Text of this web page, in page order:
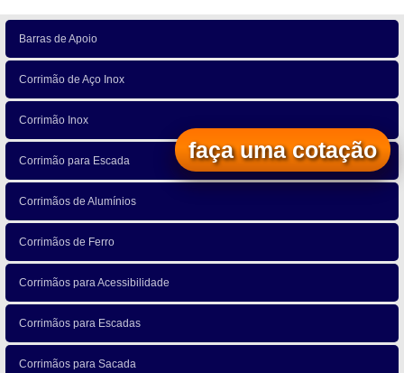
Barras de Apoio
Corrimão de Aço Inox
Corrimão Inox
Corrimão para Escada
Corrimãos de Alumínios
Corrimãos de Ferro
Corrimãos para Acessibilidade
Corrimãos para Escadas
Corrimãos para Sacada
faça uma cotação